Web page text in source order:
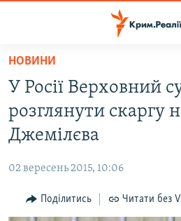
Перейти
основного
матеріалу
Перейти
до
основної
навігації
Перейти
до
ВІДЕО ТА ФОТО
БЛОГИ
ПОГЛЯД
НОВИНИ
У Росії Верховний
розглянути скаргу
Джемілєва
02 вересень 2015, 10:06
Поділитись Читати без